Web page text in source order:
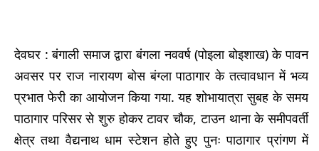
देवघर : बंगाली समाज द्वारा बंगला नववर्ष (पोइला बोइशाख) के पावन
अवसर पर राज नारायण बोस बंग्ला पाठागार के तत्वावधान में भव्य
प्रभात फेरी का आयोजन किया गया. यह शोभायात्रा सुबह के समय
पाठागार परिसर से शुरु होकर टावर चौक, टाउन थाना के समीपवर्ती
क्षेत्र तथा वैद्यनाथ धाम स्टेशन होते हुए पुनः पाठागार प्रांगण में